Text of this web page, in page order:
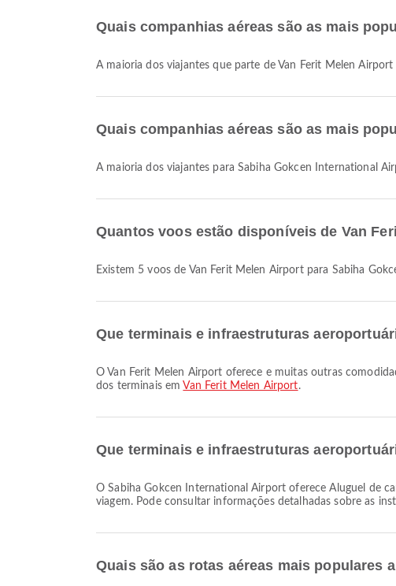
Quais companhias aéreas são as mais
A maioria dos viajantes que parte de Van Ferit Melen
Quais companhias aéreas são as mais
A maioria dos viajantes para Sabiha Gokcen International
Quantos voos estão disponíveis de Van
Existem 5 voos de Van Ferit Melen Airport para Sabiha
Que terminais e infraestruturas
O Van Ferit Melen Airport oferece e muitas outras comodidades para melhorar a sua experiência de viagem. Pode consultar informações detalhadas sobre instalações e mapas
dos terminais em Van Ferit Melen Airport.
Que terminais e infraestruturas
O Sabiha Gokcen International Airport oferece Aluguel de carros, Serviço bancário/ATM, Área de espera e muitas outras comodidades para melhorar a sua experiência de
viagem. Pode consultar informações detalhadas sobre as
Quais são as rotas aéreas mais populares